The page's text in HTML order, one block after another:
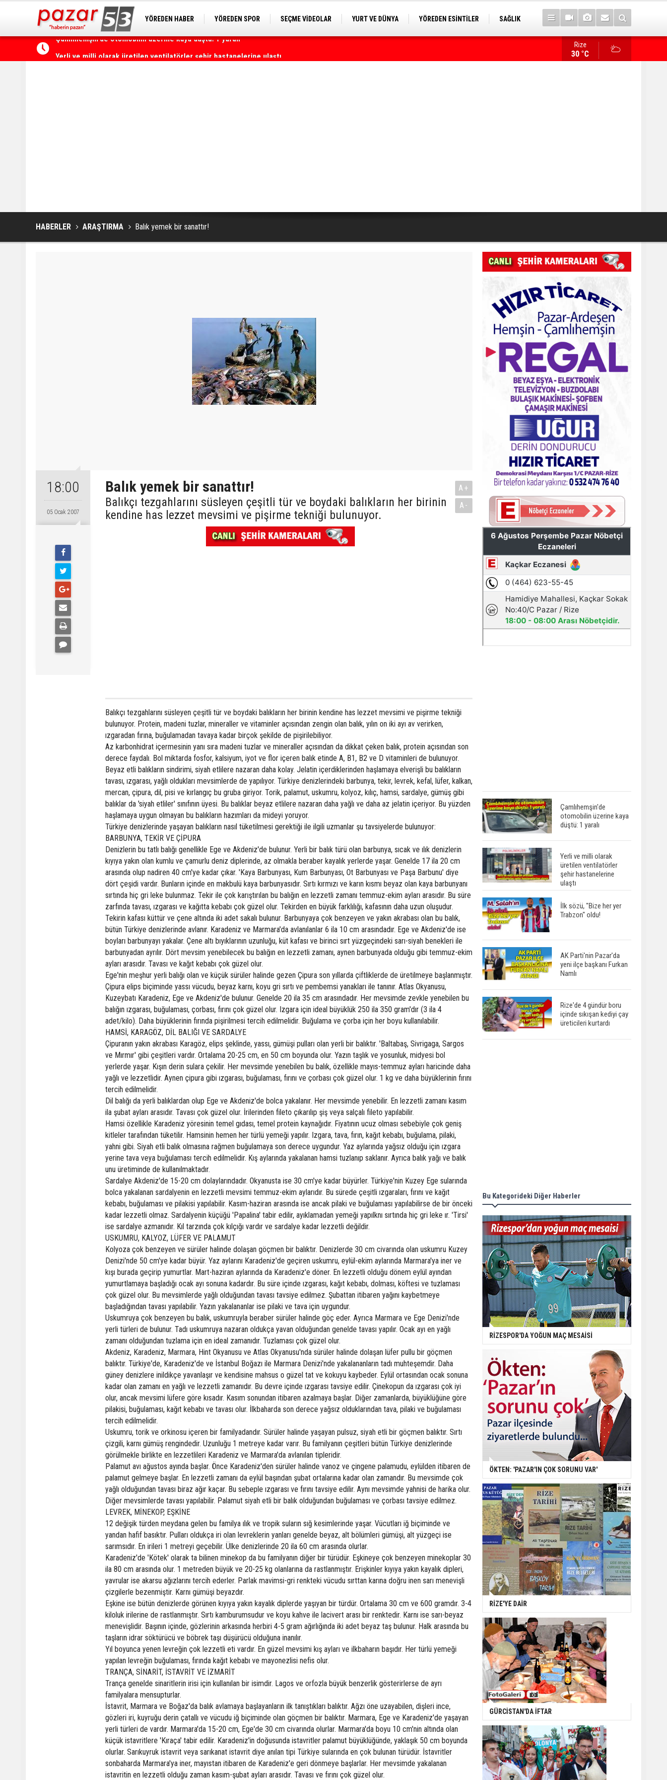
YÖREDEN HABER YÖREDEN SPOR SEÇME VİDEOLAR YURT VE DÜNYA YÖREDEN ESİNTİLER
SAĞLIK
İlk sözü, "Bize her yer Trabzon" oldu!Rize
30 °C
HABERLER ARAŞTIRMA Balık yemek bir sanattır!
18:00
05 Ocak 2007
Balık yemek bir sanattır!
Balıkçı tezgahlarını süsleyen çeşitli tür ve boydaki balıkların her birinin
kendine has lezzet mevsimi ve pişirme tekniği bulunuyor.
A+
A-
Balıkçı tezgahlarını süsleyen çeşitli tür ve boydaki balıkların her birinin kendine has lezzet mevsimi ve pişirme tekniği
bulunuyor. Protein, madeni tuzlar, mineraller ve vitaminler açısından zengin olan balık, yılın on iki ayı av verirken,
ızgaradan fırına, buğulamadan tavaya kadar birçok şekilde de pişirilebiliyor.
Az karbonhidrat içermesinin yanı sıra madeni tuzlar ve mineraller açısından da dikkat çeken balık, protein açısından son
derece faydalı. Bol miktarda fosfor, kalsiyum, iyot ve flor içeren balık etinde A, B1, B2 ve D vitaminleri de bulunuyor.
Beyaz etli balıkların sindirimi, siyah etlilere nazaran daha kolay. Jelatin içerdiklerinden haşlamaya elverişli bu balıkların
tavası, ızgarası, yağlı oldukları mevsimlerde de yapılıyor. Türkiye denizlerindeki barbunya, tekir, levrek, kefal, lüfer, kalkan,
mercan, çipura, dil, pisi ve kırlangıç bu gruba giriyor. Torik, palamut, uskumru, kolyoz, kılıç, hamsi, sardalye, gümüş gibi
balıklar da 'siyah etliler' sınıfının üyesi. Bu balıklar beyaz etlilere nazaran daha yağlı ve daha az jelatin içeriyor. Bu yüzden
haşlamaya uygun olmayan bu balıkların hazımları da mideyi yoruyor.
Türkiye denizlerinde yaşayan balıkların nasıl tüketilmesi gerektiği ile ilgili uzmanlar şu tavsiyelerde bulunuyor:
BARBUNYA, TEKİR VE ÇİPURA
Denizlerin bu tatlı balığı genellikle Ege ve Akdeniz'de bulunur. Yerli bir balık türü olan barbunya, sıcak ve ılık denizlerin
kıyıya yakın olan kumlu ve çamurlu deniz diplerinde, az olmakla beraber kayalık yerlerde yaşar. Genelde 17 ila 20 cm
arasında olup nadiren 40 cm'ye kadar çıkar. 'Kaya Barbunyası, Kum Barbunyası, Ot Barbunyası ve Paşa Barbunu' diye
dört çeşidi vardır. Bunların içinde en makbulü kaya barbunyasıdır. Sırtı kırmızı ve karın kısmı beyaz olan kaya barbunyanı
sırtında hiç gri leke bulunmaz. Tekir ile çok karıştırılan bu balığın en lezzetli zamanı temmuz-ekim ayları arasıdır. Bu süre
zarfında tavası, ızgarası ve kağıtta kebabı çok güzel olur. Tekirden en büyük farklılığı, kafasının daha uzun oluşudur.
Tekirin kafası küttür ve çene altında iki adet sakalı bulunur. Barbunyaya çok benzeyen ve yakın akrabası olan bu balık,
bütün Türkiye denizlerinde avlanır. Karadeniz ve Marmara'da avlanılanlar 6 ila 10 cm arasındadır. Ege ve Akdeniz'de ise
boyları barbunyayı yakalar. Çene altı bıyıklarının uzunluğu, küt kafası ve birinci sırt yüzgeçindeki sarı-siyah benekleri ile
barbunyadan ayrılır. Dört mevsim yenebilecek bu balığın en lezzetli zamanı, aynen barbunyada olduğu gibi temmuz-ekim
ayları arasıdır. Tavası ve kağıt kebabı çok güzel olur.
Ege'nin meşhur yerli balığı olan ve küçük sürüler halinde gezen Çipura son yıllarda çiftliklerde de üretilmeye başlanmıştır.
Çipura elips biçiminde yassı vücudu, beyaz karnı, koyu gri sırtı ve pembemsi yanakları ile tanınır. Atlas Okyanusu,
Kuzeybatı Karadeniz, Ege ve Akdeniz'de bulunur. Genelde 20 ila 35 cm arasındadır. Her mevsimde zevkle yenebilen bu
balığın ızgarası, buğulaması, çorbası, fırını çok güzel olur. Izgara için ideal büyüklük 250 ila 350 gram'dır (3 ila 4
adet/kilo). Daha büyüklerinin fırında pişirilmesi tercih edilmelidir. Buğulama ve çorba için her boyu kullanılabilir.
HAMSİ, KARAGÖZ, DİL BALIĞI VE SARDALYE
Çipuranın yakın akrabası Karagöz, elips şeklinde, yassı, gümüşi pulları olan yerli bir balıktır. 'Baltabaş, Sivrigaga, Sargos
ve Mırmır' gibi çeşitleri vardır. Ortalama 20-25 cm, en 50 cm boyunda olur. Yazın taşlık ve yosunluk, midyesi bol
yerlerde yaşar. Kışın derin sulara çekilir. Her mevsimde yenebilen bu balık, özellikle mayıs-temmuz ayları haricinde daha
yağlı ve lezzetlidir. Aynen çipura gibi ızgarası, buğulaması, fırını ve çorbası çok güzel olur. 1 kg ve daha büyüklerinin fırını
tercih edilmelidir.
Dil balığı da yerli balıklardan olup Ege ve Akdeniz'de bolca yakalanır. Her mevsimde yenebilir. En lezzetli zamanı kasım
ila şubat ayları arasıdır. Tavası çok güzel olur. İrilerinden fileto çıkarılıp şiş veya salçalı fileto yapılabilir.
Hamsi özellikle Karadeniz yöresinin temel gıdası, temel protein kaynağıdır. Fiyatının ucuz olması sebebiyle çok geniş
kitleler tarafından tüketilir. Hamsinin hemen her türlü yemeği yapılır. Izgara, tava, fırın, kağıt kebabı, buğulama, pilaki,
yahni gibi. Siyah etli balık olmasına rağmen buğulamaya son derece uygundur. Yaz aylarında yağsız olduğu için ızgara
yerine tava veya buğulaması tercih edilmelidir. Kış aylarında yakalanan hamsi tuzlanıp saklanır. Ayrıca balık yağı ve balık
unu üretiminde de kullanılmaktadır.
Sardalye Akdeniz'de 15-20 cm dolaylarındadır. Okyanusta ise 30 cm'ye kadar büyürler. Türkiye'nin Kuzey Ege sularında
bolca yakalanan sardalyenin en lezzetli mevsimi temmuz-ekim aylarıdır. Bu sürede çeşitli ızgaraları, fırını ve kağıt
kebabı, buğulaması ve pilakisi yapılabilir. Kasım-haziran arasında ise ancak pilaki ve buğulaması yapılabilirse de bir önceki
kadar lezzetli olmaz. Sardalyenin küçüğü 'Papalina' tabir edilir, ayıklamadan yemeği yapılknı sırtında hiç gri leke ır. 'Tirsi'
ise sardalye azmanıdır. Kıl tarzında çok kılçığı vardır ve sardalye kadar lezzetli değildir.
USKUMRU, KALYOZ, LÜFER VE PALAMUT
Kolyoza çok benzeyen ve sürüler halinde dolaşan göçmen bir balıktır. Denizlerde 30 cm civarında olan uskumru Kuzey
Denizi'nde 50 cm'ye kadar büyür. Yaz aylarını Karadeniz'de geçiren uskumru, eylül-ekim aylarında Marmara'ya iner ve
kışı burada geçirip yumurtlar. Mart-haziran aylarında da Karadeniz'e döner. En lezzetli olduğu dönem eylül ayından
yumurtlamaya başladığı ocak ayı sonuna kadardır. Bu süre içinde ızgarası, kağıt kebabı, dolması, köftesi ve tuzlaması
çok güzel olur. Bu mevsimlerde yağlı olduğundan tavası tavsiye edilmez. Şubattan itibaren yağını kaybetmeye
başladığından tavası yapılabilir. Yazın yakalananlar ise pilaki ve tava için uygundur.
Uskumruya çok benzeyen bu balık, uskumruyla beraber sürüler halinde göç eder. Ayrıca Marmara ve Ege Denizi'nde
yerli türleri de bulunur. Tadı uskumruya nazaran oldukça yavan olduğundan genelde tavası yapılır. Ocak ayı en yağlı
zamanı olduğundan tuzlama için en ideal zamanıdır. Tuzlaması çok güzel olur.
Akdeniz, Karadeniz, Marmara, Hint Okyanusu ve Atlas Okyanusu'nda sürüler halinde dolaşan lüfer pullu bir göçmen
balıktır. Türkiye'de, Karadeniz'de ve İstanbul Boğazı ile Marmara Denizi'nde yakalananların tadı muhteşemdir. Daha
güney denizlere inildikçe yavanlaşır ve kendisine mahsus o güzel tat ve kokuyu kaybeder. Eylül ortasından ocak sonuna
kadar olan zamanı en yağlı ve lezzetli zamanıdır. Bu devre içinde ızgarası tavsiye edilir. Çinekopun da ızgarası çok iyi
olur, ancak mevsimi lüfere göre kısadır. Kasım sonundan itibaren azalmaya başlar. Diğer zamanlarda, büyüklüğüne göre
pilakisi, buğulaması, kağıt kebabı ve tavası olur. İlkbaharda son derece yağsız olduklarından tava, pilaki ve buğulaması
tercih edilmelidir.
Uskumru, torik ve orkinosu içeren bir familyadandır. Sürüler halinde yaşayan pulsuz, siyah etli bir göçmen balıktır. Sırtı
çizgili, karnı gümüş rengindedir. Uzunluğu 1 metreye kadar varır. Bu familyanın çeşitleri bütün Türkiye denizlerinde
görülmekle birlikte en lezzetlileri Karadeniz ve Marmara'da avlanılan tipleridir.
Palamut avı ağustos ayında başlar. Önce Karadeniz'den sürüler halinde vanoz ve çingene palamudu, eylülden itibaren de
palamut gelmeye başlar. En lezzetli zamanı da eylül başından şubat ortalarına kadar olan zamandır. Bu mevsimde çok
yağlı olduğundan tavası biraz ağır kaçar. Bu sebeple ızgarası ve fırını tavsiye edilir. Aynı mevsimde yahnisi de harika olur.
Diğer mevsimlerde tavası yapılabilir. Palamut siyah etli bir balık olduğundan buğulaması ve çorbası tavsiye edilmez.
LEVREK, MİNEKOP, EŞKİNE
12 değişik türden meydana gelen bu familya ılık ve tropik suların sığ kesimlerinde yaşar. Vücutları iğ biçiminde ve
yandan hafif basıktır. Pulları oldukça iri olan levreklerin yanları genelde beyaz, alt bölümleri gümüşi, alt yüzgeçi ise
sarımsıdır. En irileri 1 metreyi geçebilir. Ülke denizlerinde 20 ila 60 cm arasında olurlar.
Karadeniz'de 'Kötek' olarak ta bilinen minekop da bu familyanın diğer bir türüdür. Eşkineye çok benzeyen minekoplar 30
ila 80 cm arasında olur. 1 metreden büyük ve 20-25 kg olanlarına da rastlanmıştır. Erişkinler kıyıya yakın kayalık dipleri,
yavrular ise akarsu ağızlarını tercih ederler. Parlak mavimsi-gri renkteki vücudu sırttan karına doğru inen sarı menevişli
çizgilerle bezenmiştir. Karnı gümüşi beyazdır.
Eşkine ise bütün denizlerde görünen kıyıya yakın kayalık diplerde yaşıyan bir türdür. Ortalama 30 cm ve 600 gramdır. 3-4
kiloluk irilerine de rastlanmıştır. Sırtı kamburumsudur ve koyu kahve ile lacivert arası bir renktedir. Karnı ise sarı-beyaz
menevişlidir. Başının içinde, gözlerinin arkasında herbiri 4-5 gram ağırlığında iki adet beyaz taş bulunur. Halk arasında bu
taşların idrar söktürücü ve böbrek taşı düşürücü olduğuna inanılır.
Yıl boyunca yenen levreğin çok lezzetli eti vardır. En güzel mevsimi kış ayları ve ilkbaharın başıdır. Her türlü yemeği
yapılan levreğin buğulaması, fırında kağıt kebabı ve mayonezlisi nefis olur.
TRANÇA, SİNARİT, İSTAVRİT VE İZMARİT
Trança genelde sinaritlerin irisi için kullanılan bir isimdir. Lagos ve orfozla büyük benzerlik gösterirlerse de ayrı
familyalara mensupturlar.
İstavrit, Marmara ve Boğaz'da balık avlamaya başlayanların ilk tanıştıkları balıktır. Ağzı öne uzayabilen, dişleri ince,
gözleri iri, kuyruğu derin çatallı ve vücudu iğ biçiminde olan göçmen bir balıktır. Marmara, Ege ve Karadeniz'de yaşayan
yerli türleri de vardır. Marmara'da 15-20 cm, Ege'de 30 cm civarında olurlar. Marmara'da boyu 10 cm'nin altında olan
küçük istavritlere 'Kıraça' tabir edilir. Karadeniz'in doğusunda istavritler palamut büyüklüğünde, yaklaşık 50 cm boyunda
olurlar. Sarıkuyruk istavrit veya sarıkanat istavrit diye anılan tipi Türkiye sularında en çok bulunan türüdür. İstavritler
sonbaharda Marmara'ya iner, mayıstan itibaren de Karadeniz'e geri dönmeye başlarlar. Her mevsimde yakalanan
istavritin en lezzetli olduğu zaman kasım-şubat ayları arasıdır. Tavası ve fırını çok güzel olur.
Çamlıhemşin'de
otomobilin üzerine kaya
düştü: 1 yaralı
Yerli ve milli olarak
üretilen ventilatörler
şehir hastanelerine
ulaştı
İlk sözü, "Bize her yer
Trabzon" oldu!
AK Parti'nin Pazar'da
yeni ilçe başkanı Furkan
Namlı
Rize'de 4 gündür boru
içinde sıkışan kediyi çay
üreticileri kurtardı
Bu Kategorideki Diğer Haberler
RİZESPOR'DA YOĞUN MAÇ MESAİSİ
ÖKTEN: 'PAZAR'IN ÇOK SORUNU VAR'
RİZE'YE DAİR
GÜRCİSTAN'DA İFTAR